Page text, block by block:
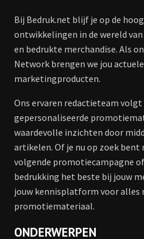
Bij Bedruk.net blijf je op de
ontwikkelingen in de wereld
en bedrukte merchandise. Als
Network brengen we jou
marketingproducten.
Ons ervaren redactieteam
gepersonaliseerde
waardevolle inzichten door
artikelen. Of je nu op zoek bent
volgende promotiecampagne
bedrukking het beste bij jouw
jouw kennisplatform voor alles
promotiemateriaal.
ONDERWERPEN